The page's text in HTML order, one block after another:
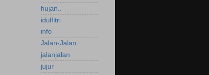
hujan..
idulfitri
info
Jalan-Jalan
jalanjalan
jujur